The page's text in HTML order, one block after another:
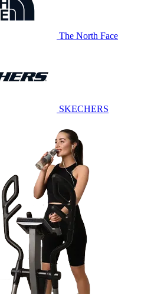
The North Face
SKECHERS